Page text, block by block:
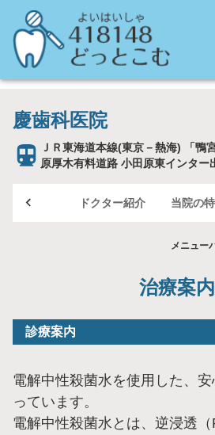
慶歯科医院
ＪＲ東海道本線(東京－熱海) 「鴨
原厚木有料道路 小田原東インター
TOP ドクター紹介 当院の
メニュー
治療案内
診療案内
電解中性殺菌水を使用した、
っています。
電解中性殺菌水とは、逆浸透（